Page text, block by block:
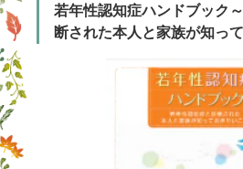
若年性認知症ハンドブック
断された本人と家族が知っ